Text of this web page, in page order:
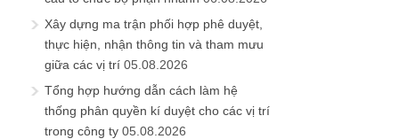
Xây dựng ma trận phối hợp phê duyệt,
thực hiện, nhận thông tin và tham mưu
giữa các vị trí 05.08.2026
Tổng hợp hướng dẫn cách làm hệ
thống phân quyền kí duyệt cho các vị trí
trong công ty 05.08.2026